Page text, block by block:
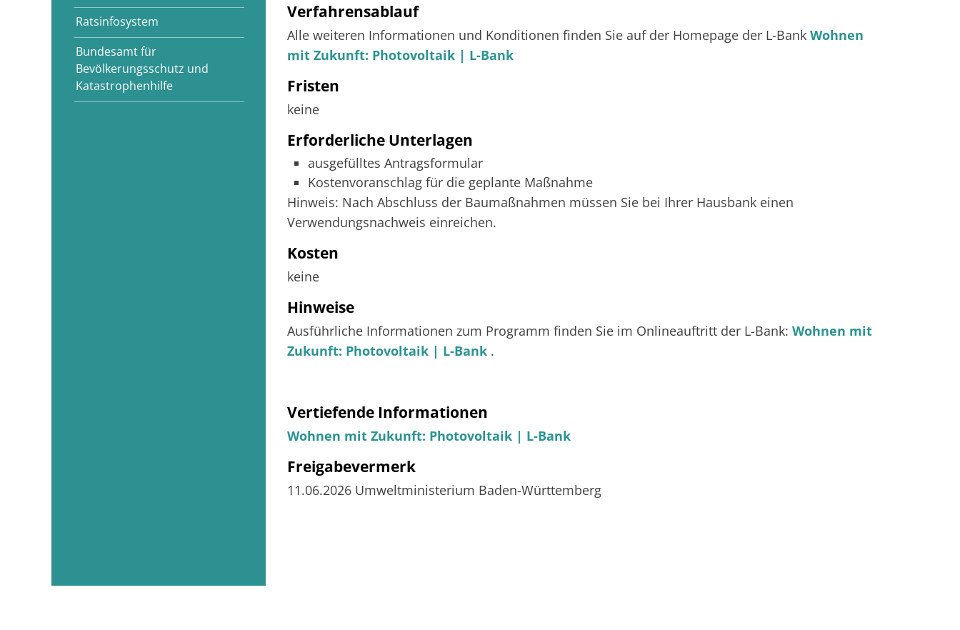
Ratsinfosystem
Bundesamt für
Bevölkerungsschutz und
Katastrophenhilfe
Verfahrensablauf
Alle weiteren Informationen und Konditionen finden Sie auf der Homepage der L-Bank Wohnen
mit Zukunft: Photovoltaik | L-Bank
Fristen
keine
Erforderliche Unterlagen
ausgefülltes Antragsformular
Kostenvoranschlag für die geplante Maßnahme
Hinweis: Nach Abschluss der Baumaßnahmen müssen Sie bei Ihrer Hausbank einen
Verwendungsnachweis einreichen.
Kosten
keine
Hinweise
Ausführliche Informationen zum Programm finden Sie im Onlineauftritt der L-Bank: Wohnen mit
Zukunft: Photovoltaik | L-Bank .
Vertiefende Informationen
Wohnen mit Zukunft: Photovoltaik | L-Bank
Freigabevermerk
11.06.2026 Umweltministerium Baden-Württemberg